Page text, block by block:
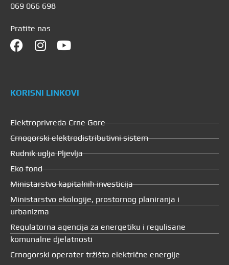
069 066 698
Pratite nas
KORISNI LINKOVI
Elektroprivreda Crne Gore
Crnogorski elektrodistributivni sistem
Rudnik uglja Pljevlja
Eko fond
Ministarstvo kapitalnih investicija
Ministarstvo ekologije, prostornog planiranja i
urbanizma
Regulatorna agencija za energetiku i regulisane
komunalne djelatnosti
Crnogorski operater tržišta električne energije